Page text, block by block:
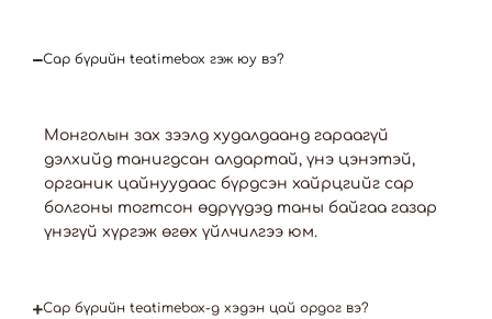
Сар бүрийн teatimebox гэж юу вэ?
Монголын зах зээлд худалдаанд гараагүй
дэлхийд танигдсан алдартай, үнэ цэнэтэй,
органик цайнуудаас бүрдсэн хайрцгийг сар
болгоны тогтсон өдрүүдэд таны байгаа газар
үнэгүй хүргэж өгөх үйлчилгээ юм.
Сар бүрийн teatimebox-д хэдэн цай ордог вэ?